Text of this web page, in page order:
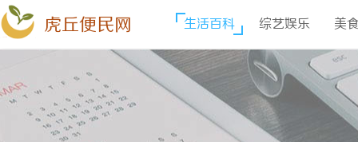
虎丘便民网 生活百科 综艺娱乐 美